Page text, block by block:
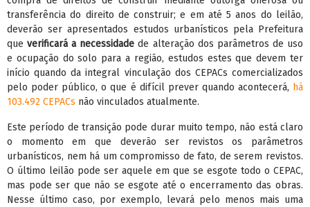
transferência do direito de construir; e em até 5 anos do leilão,
deverão ser apresentados estudos urbanísticos pela Prefeitura
queverificará a necessidade de alteração dos parâmetros de uso
e ocupação do solo para a região, estudos estes que devem ter
início quando da integral vinculação dos CEPACs comercializados
pelo poder público, o que é difícil prever quando acontecerá, há
103.492 CEPACs não vinculados atualmente.
Este período de transição pode durar muito tempo, não está claro
o momento em que deverão ser revistos os parâmetros
urbanísticos, nem há um compromisso de fato, de serem revistos.
O último leilão pode ser aquele em que se esgote todo o CEPAC,
mas pode ser que não se esgote até o encerramento das obras.
Nesse último caso, por exemplo, levará pelo menos mais uma